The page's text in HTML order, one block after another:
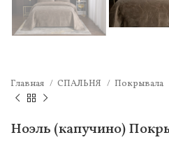
Главная СПАЛЬНЯ Покрывала
Ноэль (капучино)